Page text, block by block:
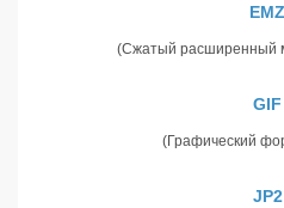
EMZ
(Сжатый расширенный
GIF
(Графический
JP2